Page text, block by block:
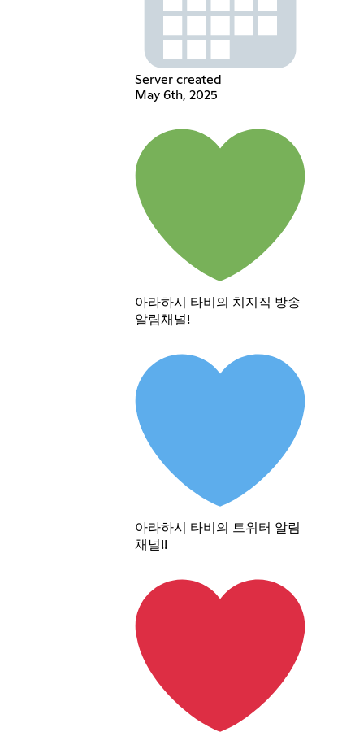
Server created
May 6th, 2025
아라하시 타비의 치지직 방송
알림채널!
아라하시 타비의 트위터 알림
채널!!